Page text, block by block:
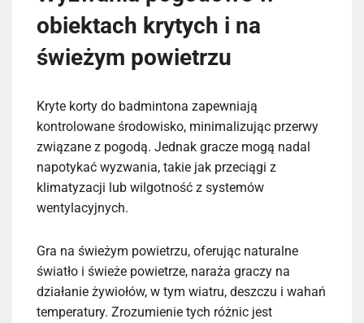
obiektach krytych i na
świeżym powietrzu
Kryte korty do badmintona zapewniają
kontrolowane środowisko, minimalizując przerwy
związane z pogodą. Jednak gracze mogą nadal
napotykać wyzwania, takie jak przeciągi z
klimatyzacji lub wilgotność z systemów
wentylacyjnych.
Gra na świeżym powietrzu, oferując naturalne
światło i świeże powietrze, naraża graczy na
działanie żywiołów, w tym wiatru, deszczu i wahań
temperatury. Zrozumienie tych różnic jest